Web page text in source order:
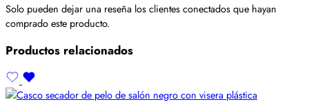
Solo pueden dejar una reseña los clientes conectados que hayan
comprado este producto.
Productos relacionados